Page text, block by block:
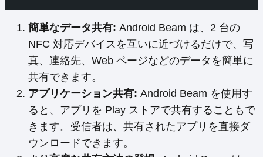
簡単なデータ共有: Android Beam は、2 台の
NFC 対応デバイスを互いに近づけるだけで、写
真、連絡先、Web ページなどのデータを簡単に
共有できます。
アプリケーション共有: Android Beam を使用す
ると、アプリを Play ストアで共有することもで
きます。受信者は、共有されたアプリを直接ダ
ウンロードできます。